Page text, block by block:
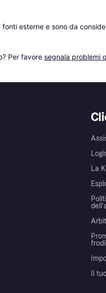
esterne e sono da
Per favore segnala problemi
La
frodi
Il